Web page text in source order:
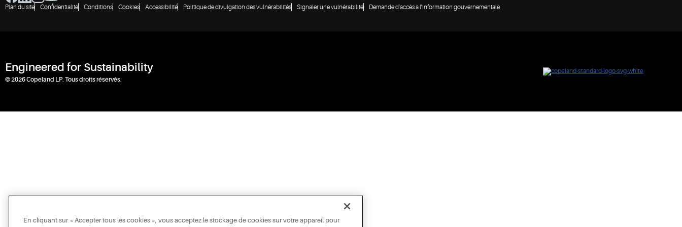
Plan du site Confidentialité Conditions Cookies Accessibilité Politique de divulgation des vulnérabilités Signaler une vulnérabilité Demande d'accès à l'information gouvernementale
Engineered for Sustainability
© 2026 Copeland LP. Tous droits réservés.
En cliquant sur « Accepter tous les cookies », vous acceptez le stockage de cookies sur votre appareil pour